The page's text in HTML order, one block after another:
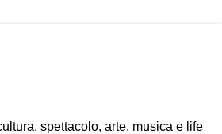
spettacolo, arte, musica e life